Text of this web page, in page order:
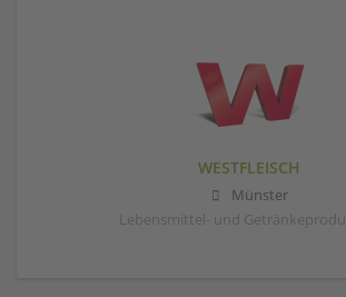
WESTFLEISCH
Münster
Lebensmittel- und